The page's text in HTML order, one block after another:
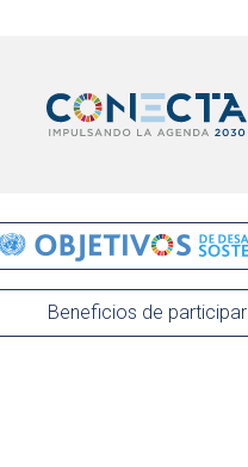
Beneficios de participar